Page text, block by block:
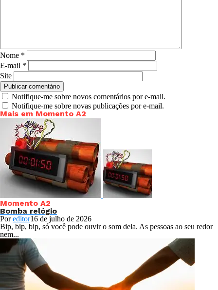
Nome *
E-mail *
Site
Notifique-me sobre novos comentários por e-mail.
Notifique-me sobre novas publicações por e-mail.
Mais em Momento A2
Momento A2
Bomba relógio
Poreditor16 de julho de 2026
Bip, bip, bip, só você pode ouvir o som dela. As pessoas ao seu redor
nem...